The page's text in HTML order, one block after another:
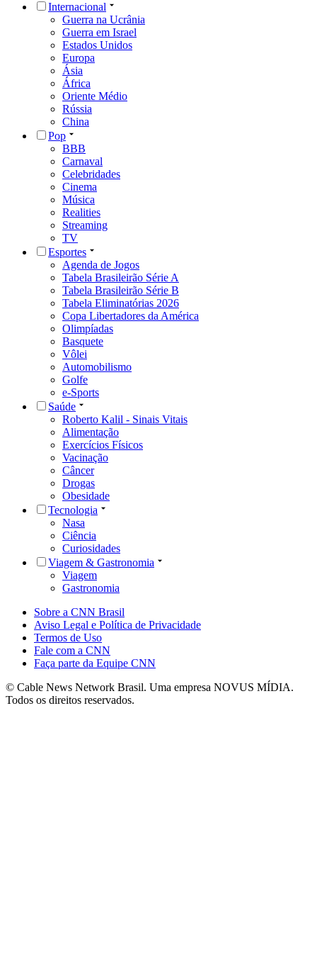
Internacional
Guerra na Ucrânia
Guerra em Israel
Estados Unidos
Europa
Ásia
África
Oriente Médio
Rússia
China
Pop
BBB
Carnaval
Celebridades
Cinema
Música
Realities
Streaming
TV
Esportes
Agenda de Jogos
Tabela Brasileirão Série A
Tabela Brasileirão Série B
Tabela Eliminatórias 2026
Copa Libertadores da América
Olimpíadas
Basquete
Vôlei
Automobilismo
Golfe
e-Sports
Saúde
Roberto Kalil - Sinais Vitais
Alimentação
Exercícios Físicos
Vacinação
Câncer
Drogas
Obesidade
Tecnologia
Nasa
Ciência
Curiosidades
Viagem & Gastronomia
Viagem
Gastronomia
Sobre a CNN Brasil
Aviso Legal e Política de Privacidade
Termos de Uso
Fale com a CNN
Faça parte da Equipe CNN
© Cable News Network Brasil. Uma empresa NOVUS MÍDIA.
Todos os direitos reservados.